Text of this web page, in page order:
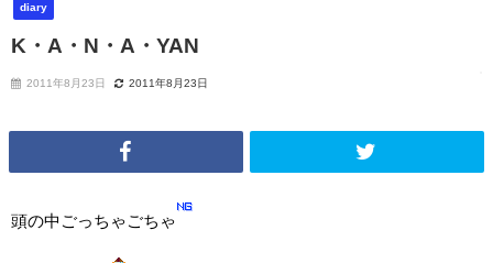
diary
K・A・N・A・YAN
2011年8月23日 2011年8月23日
頭の中ごっちゃごちゃ